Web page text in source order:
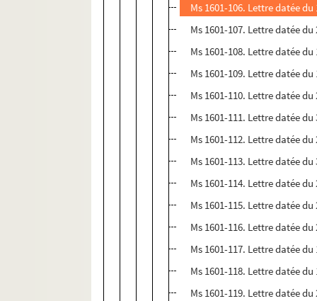
Ms 1601-106. Lettre datée
Ms 1601-107. Lettre datée
Ms 1601-108. Lettre datée
Ms 1601-109. Lettre datée
Ms 1601-110. Lettre datée
Ms 1601-111. Lettre datée du
Ms 1601-112. Lettre datée du
Ms 1601-113. Lettre datée
Ms 1601-114. Lettre datée
Ms 1601-115. Lettre datée
Ms 1601-116. Lettre datée
Ms 1601-117. Lettre datée
Ms 1601-118. Lettre datée
Ms 1601-119. Lettre datée